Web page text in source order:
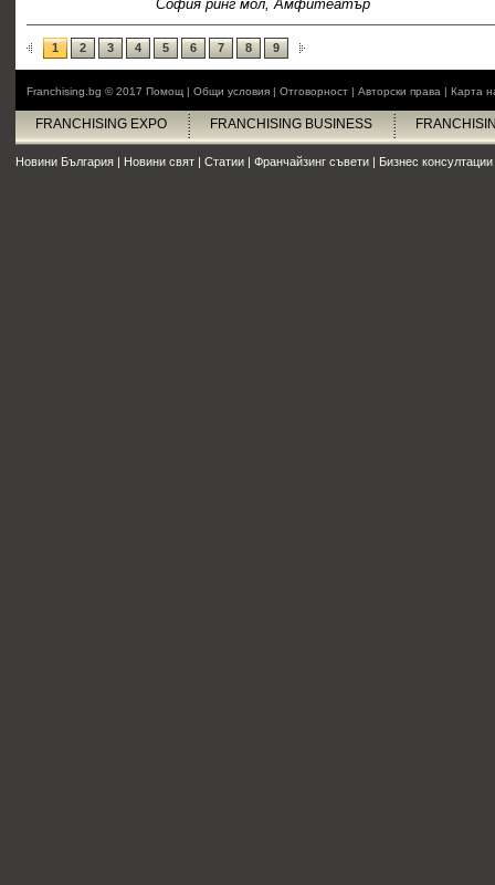
София ринг мол, Амфитеатър
1 2 3 4 5 6 7 8 9
Franchising.bg © 2017 Помощ | Общи условия | Отговорност | Авторски права | Карта
FRANCHISING EXPO FRANCHISING BUSINESS
Новини България | Новини свят | Статии | Франчайзинг съвети | Бизнес консултации